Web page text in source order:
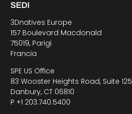
SEDI
3Dnatives Europe
157 Boulevard Macdonald
75019, Parigi
Francia
SPE US Office
83 Wooster Heights Road, Suite 125
Danbury, CT 06810
P +1 203.740.5400